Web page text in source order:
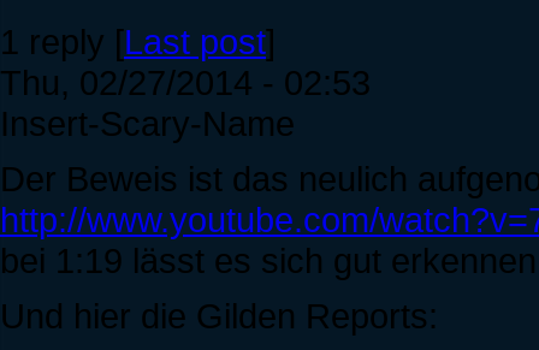
1 reply [Last post]
Thu, 02/27/2014 - 02:53
Insert-Scary-Name
Der Beweis ist das neulich
http://www.youtube.com/
bei 1:19 lässt es sich gut
Und hier die Gilden Reports: